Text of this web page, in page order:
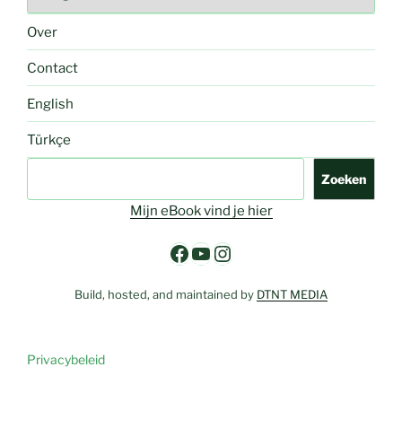
Over
Contact
English
Türkçe
Zoeken
Mijn eBook vind je hier
Facebook
YouTube
Instagram
Build, hosted, and maintained by DTNT MEDIA
Privacybeleid